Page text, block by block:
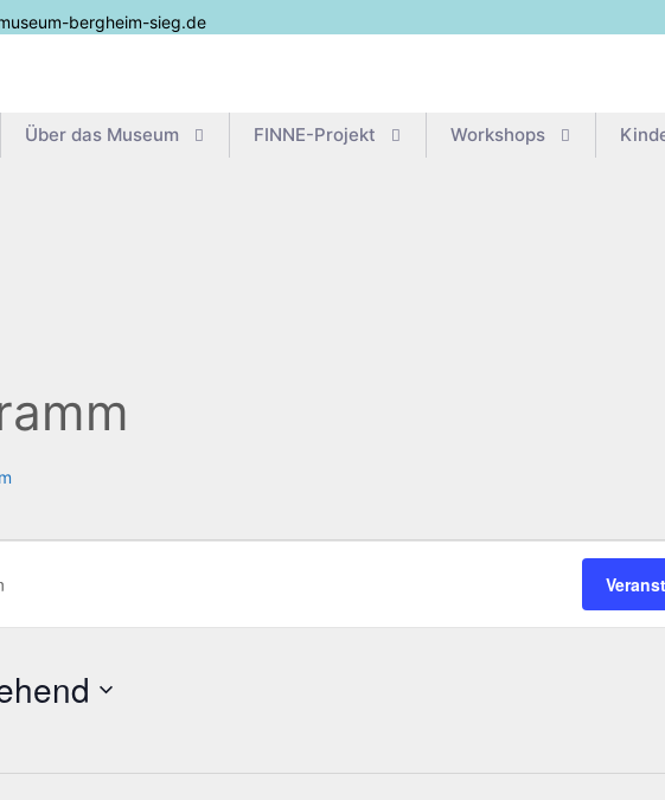
bergheim-sieg.de
Über das Museum FIN­­NE-Pro­­jekt Work­shops